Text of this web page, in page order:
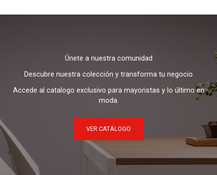
Únete a nuestra comunidad
Descubre nuestra colección y transforma tu negocio
Accede al catalogo exclusivo para mayoristas y lo último en
moda.
VER CATÁLOGO